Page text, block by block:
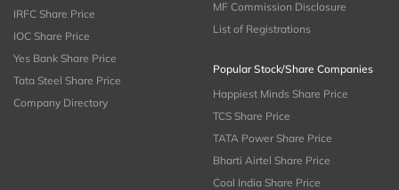
IRFC Share Price
IOC Share Price
Yes Bank Share Price
Tata Steel Share Price
Company Directory
MF Commission Disclosure
List of Registrations
Popular Stock/Share Companies
Happiest Minds Share Price
TCS Share Price
TATA Power Share Price
Bharti Airtel Share Price
Coal India Share Price